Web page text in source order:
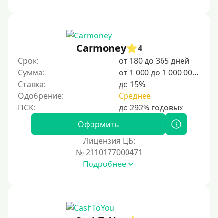
2500 руб
3000 руб
4000 руб
5000 руб
7000 руб
Carmoney
4
Срок:
от 180 до 365 дней
Сумма:
от 1 000 до 1 000 000 ₽
Ставка:
до 15%
Одобрение:
Среднее
Оформить
Лицензия ЦБ:
№ 2110177000471
Подробнее